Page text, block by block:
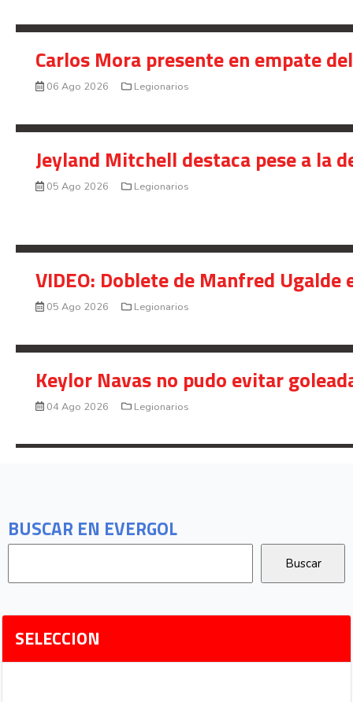
BUSCAR EN EVERGOL
SELECCION
Carlos Mora presente en empate
06 Ago 2026 Legionarios
Jeyland Mitchell destaca pese a la
05 Ago 2026 Legionarios
VIDEO: Doblete de Manfred
05 Ago 2026 Legionarios
Keylor Navas no pudo evitar
04 Ago 2026 Legionarios